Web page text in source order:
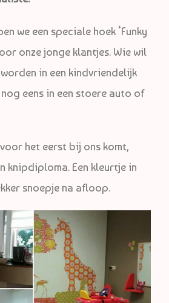
we een speciale hoek ‘Funky
onze jonge klantjes. Wie wil
in een kindvriendelijk
eens in een stoere auto of
het eerst bij ons komt,
knipdiploma. Een kleurtje in
snoepje na afloop.